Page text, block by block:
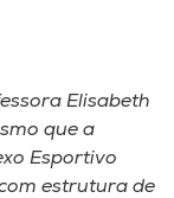
Elisabeth
que a
Esportivo
estrutura de